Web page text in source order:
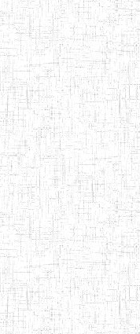
2014 ENIEG Privé
ENIET Privé
ENIEG Privé
ENIEG Privé
ENIEG Privé